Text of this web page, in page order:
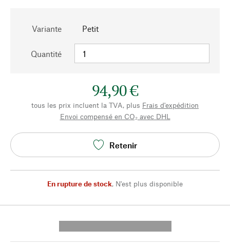
Variante Petit
Quantité
94,90 €
tous les prix incluent la TVA, plus Frais d'expédition
Envoi compensé en CO₂ avec DHL
Retenir
En rupture de stock, N'est plus disponible